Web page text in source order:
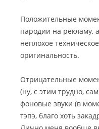
A
M
D
н
ы
й
к
Положительные
пародии на рекламу,
неплохое
оригинальность.
Отрицательные
(ну, с этим трудно,
фоновые звуки (в
тэпэ, благо хоть